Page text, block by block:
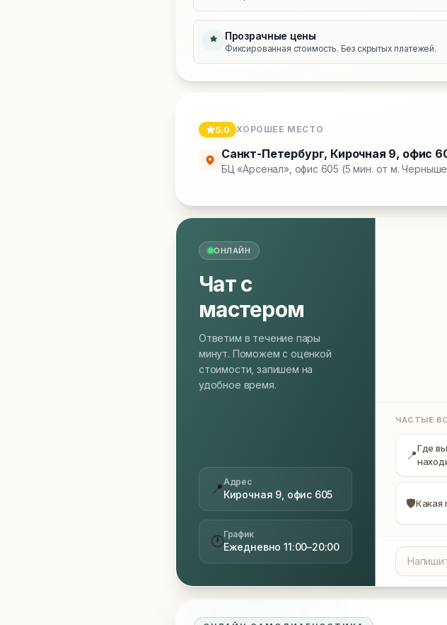
Прозрачные цены
Фиксированная стоимость. Без скрытых платежей.
5.0 ХОРОШЕЕ МЕСТО
Санкт-Петербург, Кирочная 9, офис
БЦ «Арсенал», офис 605 (5 мин. от м.
ОНЛАЙН
Чат с
мастером
Ответим в течение пары
минут. Поможем с оценкой
стоимости, запишем на
удобное время.
📍Адрес
Кирочная 9, офис 605
🕐График
Ежедневно 11:00–20:00
ЧАСТЫЕ
📍Где вы
🛡Какая